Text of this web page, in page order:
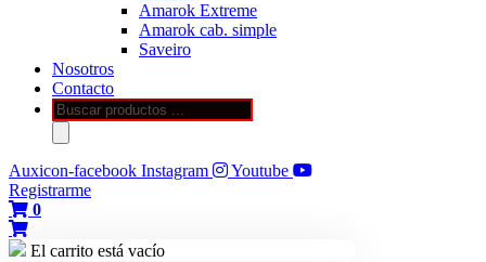
Amarok Extreme
Amarok cab. simple
Saveiro
Nosotros
Contacto
Búsqueda
de
productos
Auxicon-facebook Instagram
Youtube
Registrarme
0
El carrito está vacío